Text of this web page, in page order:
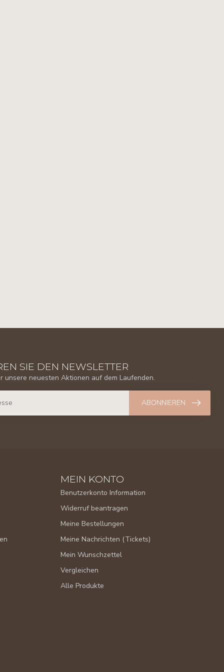
SIE DEN NEWSLETTER
unsere neuesten Aktionen auf dem Laufenden.
ABONNIEREN
MEIN KONTO
Benutzerkonto Information
Widerruf beantragen
Meine Bestellungen
Meine Nachrichten (Tickets)
Mein Wunschzettel
Vergleichen
Alle Produkte